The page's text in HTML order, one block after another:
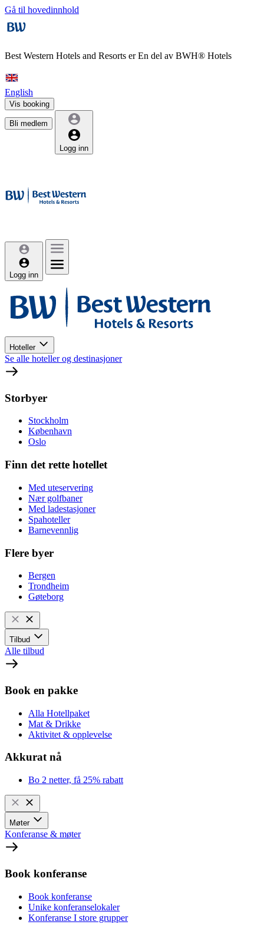
Gå til hovedinnhold
Best Western Hotels and Resorts erEn del av BWH® Hotels
English
Vis booking
Bli medlem
Logg inn
Logg inn
Hoteller
Se alle hoteller og destinasjoner
Storbyer
Stockholm
København
Oslo
Finn det rette hotellet
Med uteservering
Nær golfbaner
Med ladestasjoner
Spahoteller
Barnevennlig
Flere byer
Bergen
Trondheim
Gøteborg
Tilbud
Alle tilbud
Book en pakke
Alla Hotellpaket
Mat & Drikke
Aktivitet & opplevelse
Akkurat nå
Bo 2 netter, få 25% rabatt
Møter
Konferanse & møter
Book konferanse
Book konferanse
Unike konferanselokaler
Konferanse I store grupper